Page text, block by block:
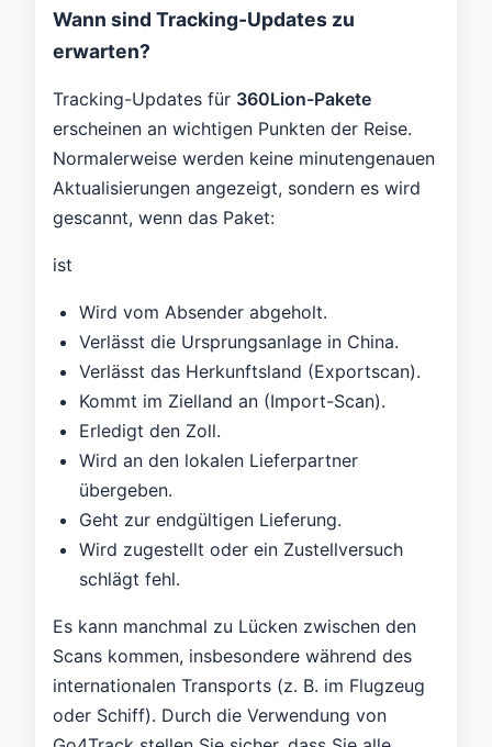
Wann sind Tracking-Updates zu
erwarten?
Tracking-Updates für 360Lion-Pakete
erscheinen an wichtigen Punkten der Reise.
Normalerweise werden keine minutengenauen
Aktualisierungen angezeigt, sondern es wird
gescannt, wenn das Paket:
ist
Wird vom Absender abgeholt.
Verlässt die Ursprungsanlage in China.
Verlässt das Herkunftsland (Exportscan).
Kommt im Zielland an (Import-Scan).
Erledigt den Zoll.
Wird an den lokalen Lieferpartner
übergeben.
Geht zur endgültigen Lieferung.
Wird zugestellt oder ein Zustellversuch
schlägt fehl.
Es kann manchmal zu Lücken zwischen den
Scans kommen, insbesondere während des
internationalen Transports (z. B. im Flugzeug
oder Schiff). Durch die Verwendung von